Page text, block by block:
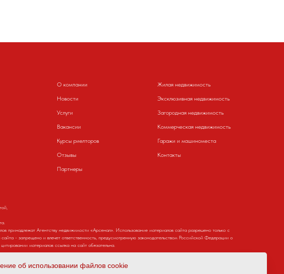
О компании
Новости
Услуги
Вакансии
Курсы риелторов
Отзывы
Партнеры
Жилая недвижимость
Эксклюзивная недвижимость
Загородная недвижимость
Коммерческая недвижимость
Гаражи и машиноместа
Контакты
Агентству недвижимости «Арсенал». Использование материалов сайта разрешено только с
- запрещено и влечет ответственность, предусмотренную законодательством Российской Федерации о
материалов ссылка на сайт обязательна.
об использовании файлов cookie